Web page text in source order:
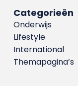
Categorieën
Onderwijs
Lifestyle
International
Themapagina’s